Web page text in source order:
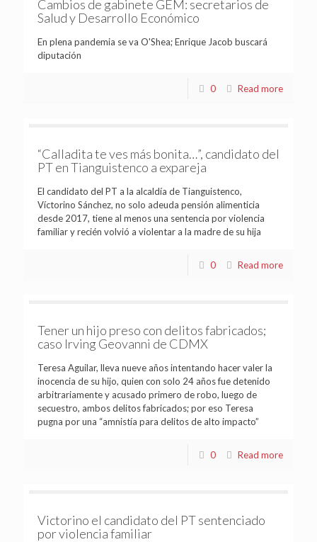
Cambios de gabinete GEM: secretarios de
Salud y Desarrollo Económico
En plena pandemia se va O'Shea; Enrique Jacob buscará
diputación
0 Read more
“Calladita te ves más bonita…”, candidato del
PT en Tianguistenco a expareja
El candidato del PT a la alcaldía de Tianguistenco,
Víctorino Sánchez, no solo adeuda pensión alimenticia
desde 2017, tiene al menos una sentencia por violencia
familiar y recién volvió a violentar a la madre de su hija
0 Read more
Tener un hijo preso con delitos fabricados;
caso Irving Geovanni de CDMX
Teresa Aguilar, lleva nueve años intentando hacer valer la
inocencia de su hijo, quien con solo 24 años fue detenido
arbitrariamente y acusado primero de robo, luego de
secuestro, ambos delitos fabricados; por eso Teresa
pugna por una “amnistía para delitos de alto impacto”
0 Read more
Victorino el candidato del PT sentenciado
por violencia familiar